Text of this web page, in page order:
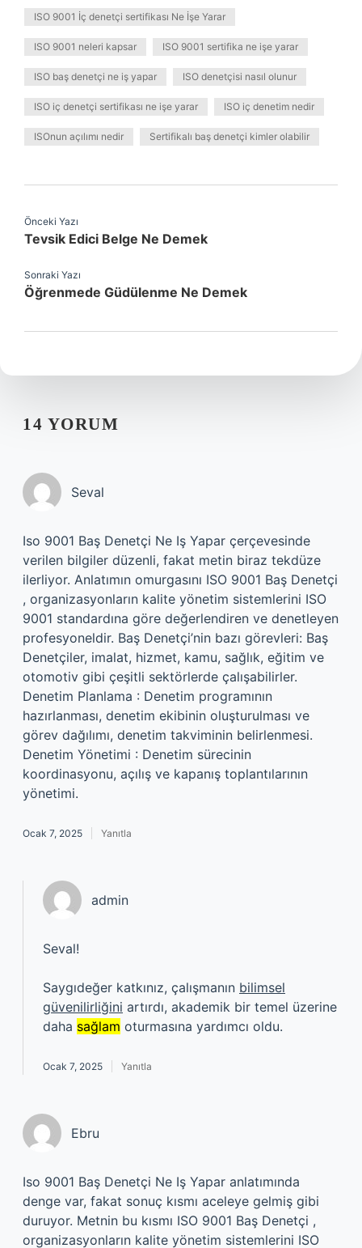
ISO 9001 İç denetçi sertifikası Ne İşe Yarar
ISO 9001 neleri kapsar ISO 9001 sertifika ne işe yarar
ISO baş denetçi ne iş yapar ISO denetçisi nasıl olunur
ISO iç denetçi sertifikası ne işe yarar ISO iç denetim nedir
ISOnun açılımı nedir Sertifikalı baş denetçi kimler olabilir
Önceki Yazı
Tevsik Edici Belge Ne Demek
Sonraki Yazı
Öğrenmede Güdülenme Ne Demek
14 YORUM
Seval
Iso 9001 Baş Denetçi Ne Iş Yapar çerçevesinde
verilen bilgiler düzenli, fakat metin biraz tekdüze
ilerliyor. Anlatımın omurgasını ISO 9001 Baş Denetçi
, organizasyonların kalite yönetim sistemlerini ISO
9001 standardına göre değerlendiren ve denetleyen
profesyoneldir. Baş Denetçi’nin bazı görevleri: Baş
Denetçiler, imalat, hizmet, kamu, sağlık, eğitim ve
otomotiv gibi çeşitli sektörlerde çalışabilirler.
Denetim Planlama : Denetim programının
hazırlanması, denetim ekibinin oluşturulması ve
görev dağılımı, denetim takviminin belirlenmesi.
Denetim Yönetimi : Denetim sürecinin
koordinasyonu, açılış ve kapanış toplantılarının
yönetimi.
Ocak 7, 2025 Yanıtla
admin
Seval!
Saygıdeğer katkınız, çalışmanın bilimsel
güvenilirliğini artırdı, akademik bir temel üzerine
daha sağlam oturmasına yardımcı oldu.
Ocak 7, 2025 Yanıtla
Ebru
Iso 9001 Baş Denetçi Ne Iş Yapar anlatımında
denge var, fakat sonuç kısmı aceleye gelmiş gibi
duruyor. Metnin bu kısmı ISO 9001 Baş Denetçi ,
organizasyonların kalite yönetim sistemlerini ISO